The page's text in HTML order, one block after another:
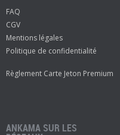
FAQ
CGV
Mentions légales
Politique de confidentialité
Règlement Carte Jeton Premium
ANKAMA SUR LES